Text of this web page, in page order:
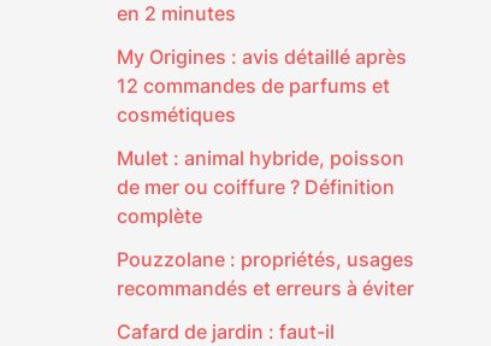
en 2 minutes
My Origines : avis détaillé après
12 commandes de parfums et
cosmétiques
Mulet : animal hybride, poisson
de mer ou coiffure ? Définition
complète
Pouzzolane : propriétés, usages
recommandés et erreurs à éviter
Cafard de jardin : faut-il